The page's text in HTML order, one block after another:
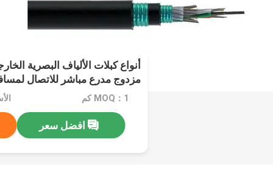
مزدوج مدرع مباشر للاتصال
MOQ：1 كم
افضل سعر